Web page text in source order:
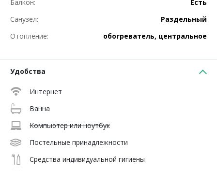
Балкон:
Есть
Санузел:
Раздельный
Отопление:
обогреватель, центральное
Удобства
Интернет
Ванна
Компьютер или ноутбук
Постельные принадлежности
Средства индивидуальной гигиены